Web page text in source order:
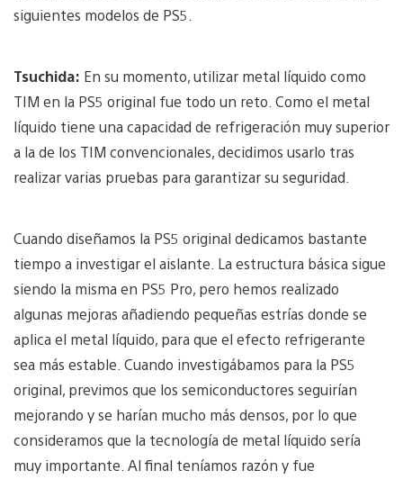
siguientes modelos de PS5.
Tsuchida: En su momento, utilizar metal líquido como
TIM en la PS5 original fue todo un reto. Como el metal
líquido tiene una capacidad de refrigeración muy superior
a la de los TIM convencionales, decidimos usarlo tras
realizar varias pruebas para garantizar su seguridad.
Cuando diseñamos la PS5 original dedicamos bastante
tiempo a investigar el aislante. La estructura básica sigue
siendo la misma en PS5 Pro, pero hemos realizado
algunas mejoras añadiendo pequeñas estrías donde se
aplica el metal líquido, para que el efecto refrigerante
sea más estable. Cuando investigábamos para la PS5
original, previmos que los semiconductores seguirían
mejorando y se harían mucho más densos, por lo que
consideramos que la tecnología de metal líquido sería
muy importante. Al final teníamos razón y fue